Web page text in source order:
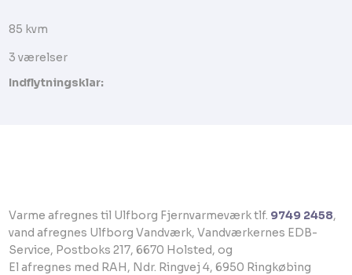
85 kvm​​​
​3 værelser​
Indflytningsklar:
​Varme afregnes til Ulfborg Fjernvarmeværk tlf. 9749 2458,
vand afregnes Ulfborg Vandværk, Vandværkernes EDB-
Service, Postboks 217, 6670 Holsted, og
El afregnes med RAH, Ndr. Ringvej 4, 6950 Ringkøbing